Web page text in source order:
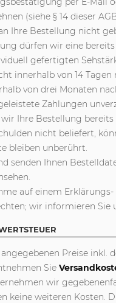
(siehe § 14 dieser
Ihre Bestellung nicht
dürfen wir eine
gefertigten
innerhalb von 14
von drei Monaten
Zahlungen
wir Ihre Bestellung
nicht beliefert,
bleiben unberührt.
senden Ihnen
auf einem
wir informieren
Preise
Sie
wir
keine weiteren